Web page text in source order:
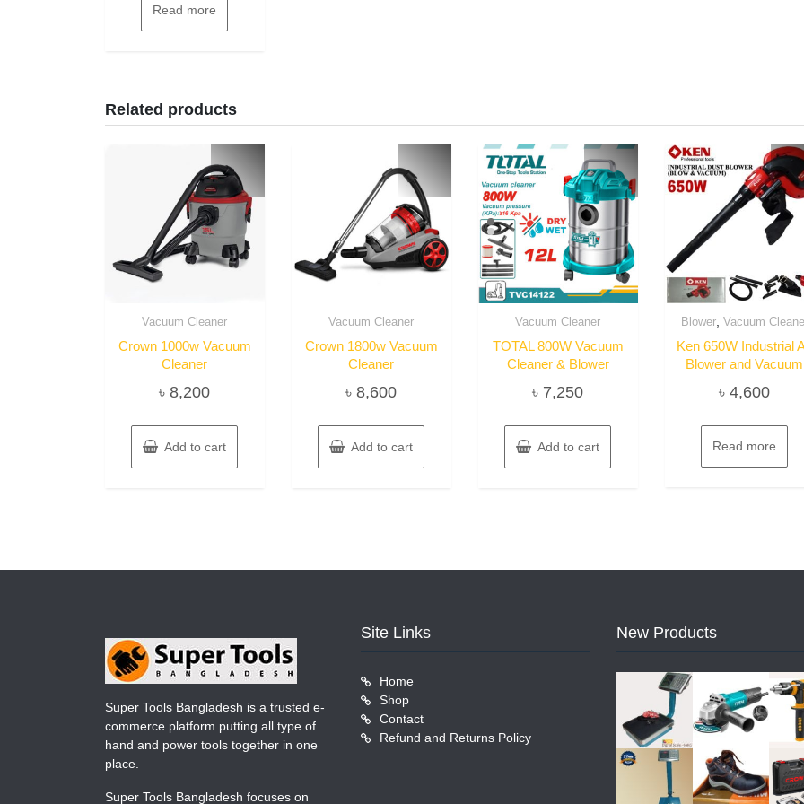
Read more
Related products
Vacuum Cleaner
Crown 1000w Vacuum
Cleaner
৳8,200
Add to cart
Vacuum Cleaner
Crown 1800w Vacuum
Cleaner
৳8,600
Add to cart
Vacuum Cleaner
TOTAL 800W Vacuum
Cleaner & Blower
৳ 7,250
Add to cart
Blower, Vacuum
Ken 650W Industrial
Blower and Vacuum
৳4,600
Read more
Super Tools Bangladesh is a trusted e-
commerce platform putting all type of
hand and power tools together in one
place.
Super Tools Bangladesh focuses on
Site Links
Home
Shop
Contact
Refund and Returns Policy
New Products